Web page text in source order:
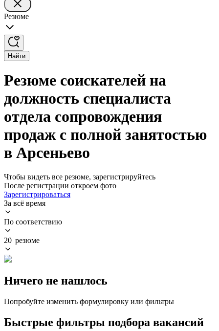
Резюме
Найти
Резюме соискателей на
должность специалиста
отдела сопровождения
продаж с полной занятостью
в Арсеньево
Чтобы видеть все резюме, зарегистрируйтесь
После регистрации откроем фото
Зарегистрироваться
За всё время
По соответствию
20 резюме
Ничего не нашлось
Попробуйте изменить формулировку или фильтры
Быстрые фильтры подбора вакансий